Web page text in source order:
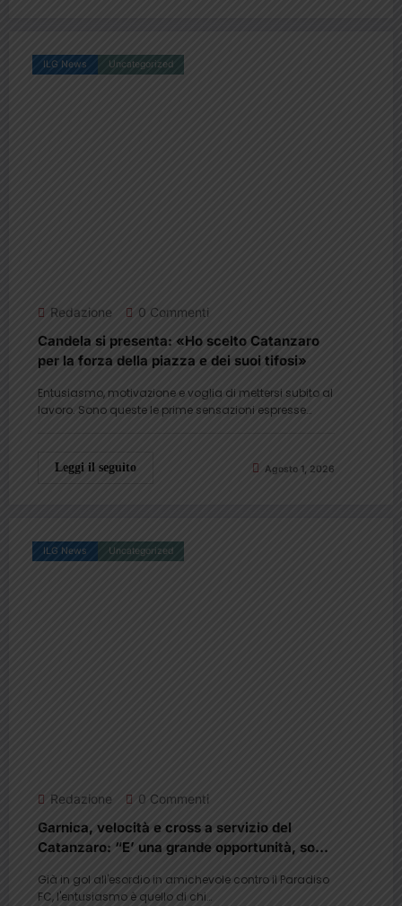
ILG News Uncategorized
Redazione 0 Commenti
Candela si presenta: «Ho scelto Catanzaro
per la forza della piazza e dei suoi tifosi»
Entusiasmo, motivazione e voglia di mettersi subito al
lavoro. Sono queste le prime sensazioni espresse…
Leggi il seguito Agosto 1, 2026
ILG News Uncategorized
Redazione 0 Commenti
Garnica, velocità e cross a servizio del
Catanzaro: “E’ una grande opportunità, sono
Già in gol all'esordio in amichevole contro il Paradiso
FC, l'entusiasmo è quello di chi…